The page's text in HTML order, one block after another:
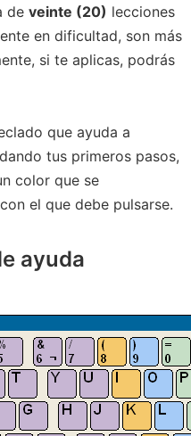
de veinte (20) lecciones
en dificultad, son más
si te aplicas, podrás
que ayuda a
tus primeros pasos,
color que se
el que debe pulsarse.
ayuda